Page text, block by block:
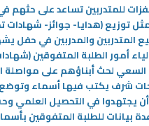
أو أكثر
للمتدربين تساعد على حثهم
توزيع (هدايا- جوائز- شهادات
المتدربين والمدربين في حفل
أمور الطلبة المتفوقين
السعي لحث أبناؤهم على مواصلة
شرف يكتب فيها أسماء وتوضع
أن يجتهدوا في التحصيل العلمي
بيانات للطلبة المتفوقين